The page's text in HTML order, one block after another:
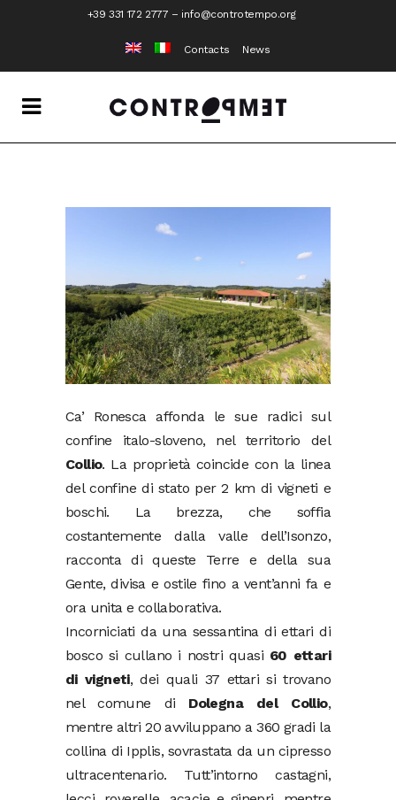
+39 331 172 2777 – info@controtempo.org
Contacts News
Ca’ Ronesca affonda le sue radici sul
confine italo-sloveno, nel territorio del
Collio. La proprietà coincide con la linea
del confine di stato per 2 km di vigneti e
boschi. La brezza, che soffia
costantemente dalla valle dell’Isonzo,
racconta di queste Terre e della sua
Gente, divisa e ostile fino a vent’anni fa e
ora unita e collaborativa.
Incorniciati da una sessantina di ettari di
bosco si cullano i nostri quasi 60 ettari
di vigneti, dei quali 37 ettari si trovano
nel comune di Dolegna del Collio,
mentre altri 20 avviluppano a 360 gradi la
collina di Ipplis, sovrastata da un cipresso
ultracentenario. Tutt’intorno castagni,